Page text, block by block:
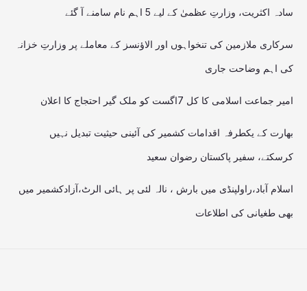
سادہ اکثریت، وزارتِ عظمیٰ کے لیے 5 اہم نام سامنے آ گئے
سرکاری ملازمین کی تنخواہوں اور الاؤنسز کے معاملے پر وزارتِ خزانہ
کی اہم وضاحت جاری
امیر جماعت اسلامی کا کل 7اگست کو ملک گیر احتجاج کا اعلان
بھارت کے یکطرفہ اقدامات کشمیر کی آئینی حیثیت تبدیل نہیں
کرسکتے، سفیر پاکستان رضوان سعید
اسلام آباد،راولپنڈی میں بارش ، نالہ لئی پر ہائی الرٹ،آزادکشمیر میں
بھی طغیانی کی اطلاعات